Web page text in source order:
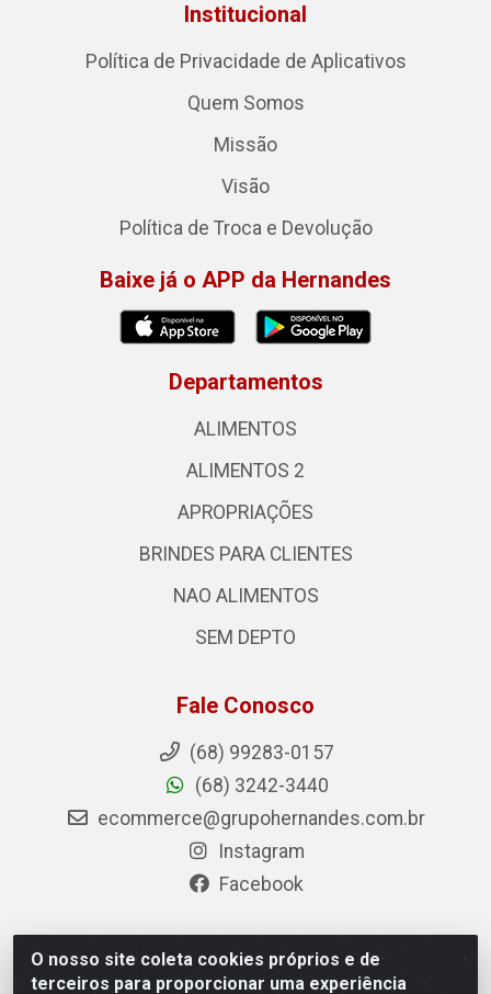
O nosso site coleta cookies próprios e de
terceiros para proporcionar uma experiência
Institucional
Política de Privacidade de Aplicativos
Quem Somos
Missão
Visão
Política de Troca e Devolução
Baixe já o APP da Hernandes
Departamentos
ALIMENTOS
ALIMENTOS 2
APROPRIAÇÕES
BRINDES PARA CLIENTES
NAO ALIMENTOS
SEM DEPTO
Fale Conosco
(68) 99283-0157
(68) 3242-3440
ecommerce@grupohernandes.com.br
Instagram
Facebook
Hernandes - Atacado e Distribuições - Rodovia Transacreana,